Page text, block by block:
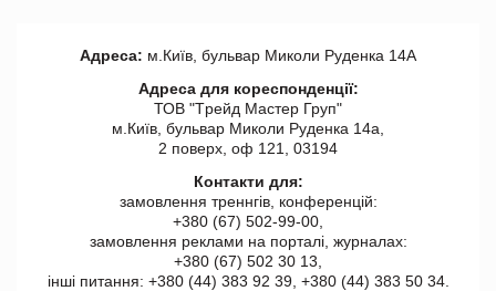
Адреса: м.Київ, бульвар Миколи Руденка 14А
Адреса для кореспонденції:
ТОВ "Tрейд Мастер Груп"
м.Київ, бульвар Миколи Руденка 14а,
2 поверх, оф 121, 03194
Контакти для:
замовлення треннгів, конференцій:
+380 (67) 502-99-00,
замовлення реклами на порталі, журналах:
+380 (67) 502 30 13,
інші питання: +380 (44) 383 92 39, +380 (44) 383 50 34.